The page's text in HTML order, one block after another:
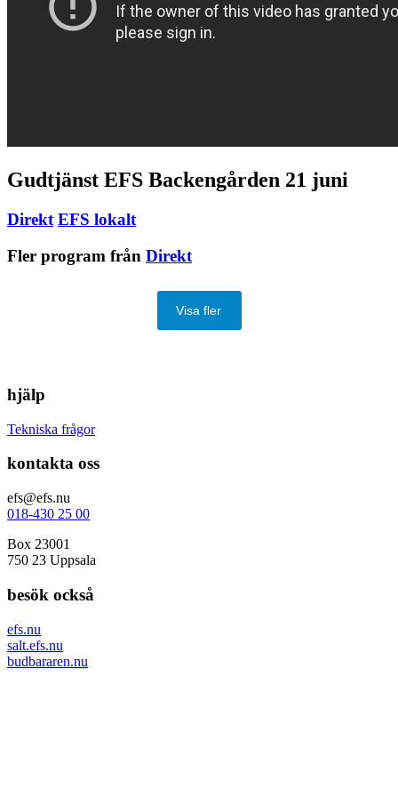
Gudtjänst EFS Backengården 21 juni
Direkt EFS lokalt
Fler program från Direkt
Visa fler
hjälp
Tekniska frågor
kontakta oss
efs@efs.nu
018-430 25 00
Box 23001
750 23 Uppsala
besök också
efs.nu
salt.efs.nu
budbararen.nu